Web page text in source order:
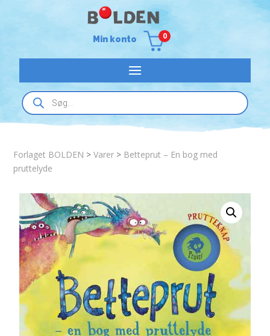
Min konto 0
Products
search
Forlaget BOLDEN >Varer > Betteprut – En bog med
pruttelyde